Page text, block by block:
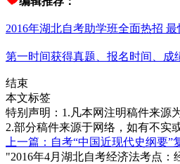
2016年湖北自考助学班全面热招 最
第一时间获得真题、报名时间、成
结束
本文标签
特别声明：1.凡本网注明稿件来源
2.部分稿件来源于网络，如有不实
上一篇：自考“中国近现代史纲要”
"2016年4月湖北自考经济法考点：